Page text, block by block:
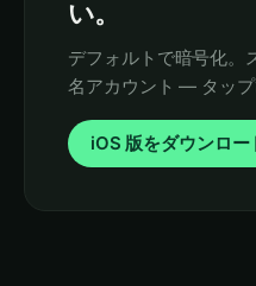
い。
デフォルトで暗号化。
名アカウント — タップ
iOS 版をダウンロー